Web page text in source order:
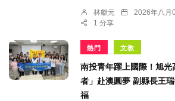
林獻元 2026年八月
1 分享
熱門 文教
南投青年躍上國際！旭
者」赴澳圓夢 副縣長王
福